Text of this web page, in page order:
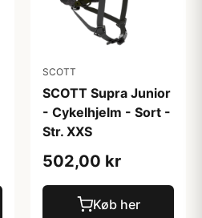
SCOTT
SCOTT Supra Junior
- Cykelhjelm - Sort -
Str. XXS
502,00 kr
Køb her